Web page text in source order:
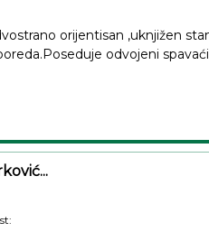
orijentisan ,uknjižen
odvojeni spavaći